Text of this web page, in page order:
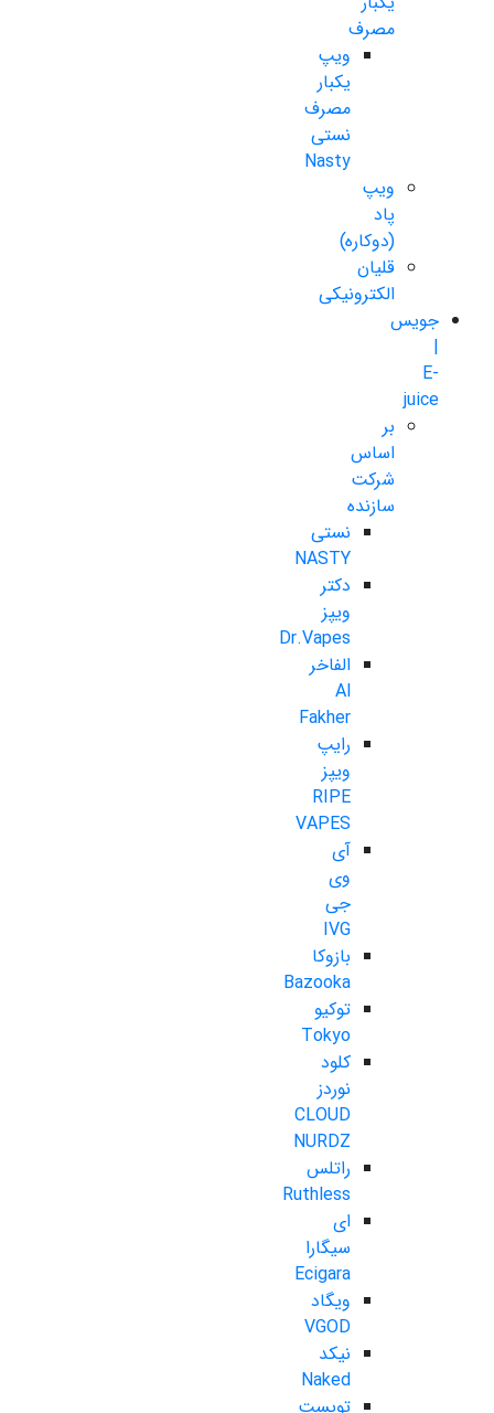
مصرف
ویپ
یکبار
مصرف
نستی
Nasty
ویپ
پاد
(دوکاره)
قلیان
الکترونیکی
جویس
|
E-
juice
بر
اساس
شرکت
سازنده
نستی
NASTY
دکتر
ویپز
Dr.Vapes
الفاخر
Al
Fakher
رایپ
ویپز
RIPE
VAPES
آی
وی
جی
IVG
بازوکا
Bazooka
توکیو
Tokyo
کلود
نوردز
CLOUD
NURDZ
راتلس
Ruthless
ای
سیگارا
Ecigara
ویگاد
VGOD
نیکد
Naked
تویست